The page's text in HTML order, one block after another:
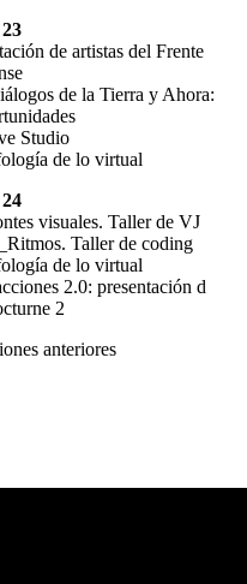
de artistas del Frente
de la Tierra y Ahora:
Studio
de lo virtual
visuales. Taller de VJ
Taller de coding
de lo virtual
2.0: presentación d
2
anteriores